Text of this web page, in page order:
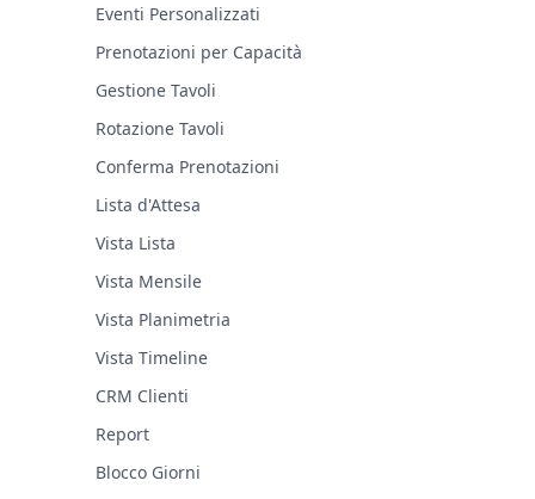
Eventi Personalizzati
Prenotazioni per Capacità
Gestione Tavoli
Rotazione Tavoli
Conferma Prenotazioni
Lista d'Attesa
Vista Lista
Vista Mensile
Vista Planimetria
Vista Timeline
CRM Clienti
Report
Blocco Giorni